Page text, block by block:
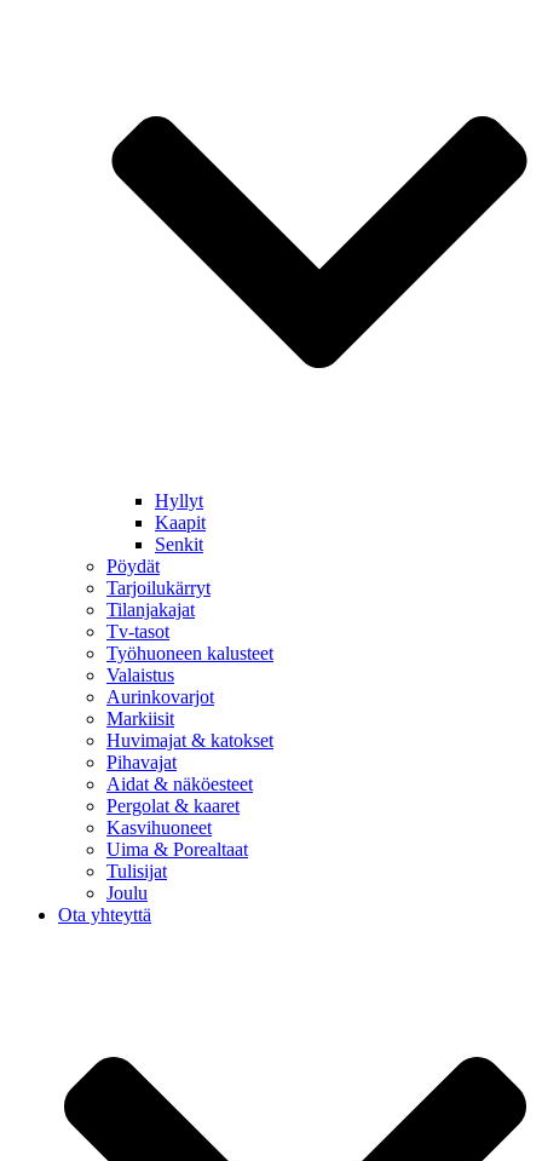
Hyllyt
Kaapit
Senkit
Pöydät
Tarjoilukärryt
Tilanjakajat
Tv-tasot
Työhuoneen kalusteet
Valaistus
Aurinkovarjot
Markiisit
Huvimajat & katokset
Pihavajat
Aidat & näköesteet
Pergolat & kaaret
Kasvihuoneet
Uima & Porealtaat
Tulisijat
Joulu
Ota yhteyttä